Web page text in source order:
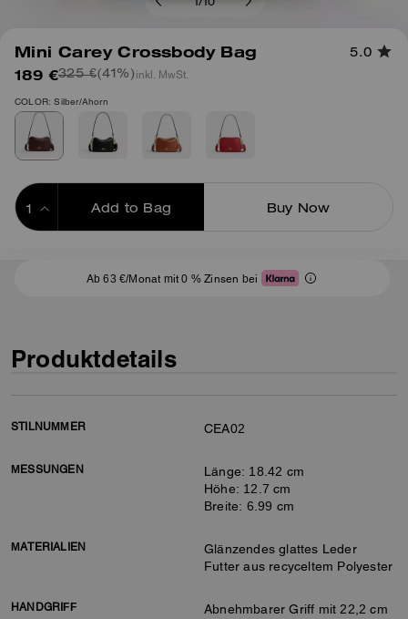
/ 10
Mini Carey Crossbody Bag 5.0
189 €325 €(41%) inkl. MwSt.
COLOR: Silber/Ahorn
Add to Bag Buy Now
Ab 63 €/Monat mit 0 % Zinsen bei
Produktdetails
STILNUMMER CEA02
MESSUNGEN
Länge: 18.42 cm
Höhe: 12.7 cm
Breite: 6.99 cm
MATERIALIEN
Glänzendes glattes Leder
Futter aus recyceltem Polyester
HANDGRIFF
Abnehmbarer Griff mit 22,2 cm